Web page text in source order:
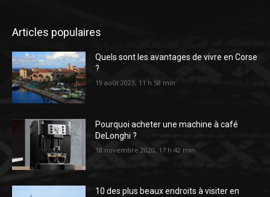
Articles populaires
Quels sont les avantages de vivre en Corse
?
19 août 2023, 11 h 58 min
Pourquoi acheter une machine à café
DeLonghi ?
18 novembre 2020, 17 h 42 min
10 des plus beaux endroits à visiter en